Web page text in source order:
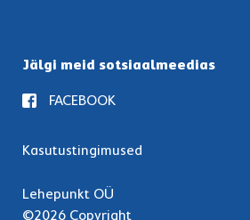
Jälgi meid sotsiaalmeedias
FACEBOOK
Kasutustingimused
Lehepunkt OÜ
©2026 Copyright